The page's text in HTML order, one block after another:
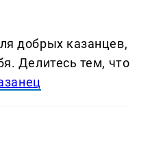
добрых казанцев,
Делитеcь тем, что